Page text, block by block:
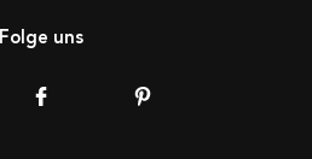
Folge uns